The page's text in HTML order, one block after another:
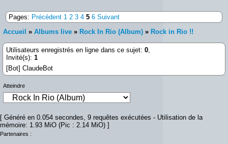
Pages: Précédent 1 2 3 4 5 6 Suivant
Accueil » Albums live » Rock In Rio (Album) » Rock in Rio !!
Utilisateurs enregistrés en ligne dans ce sujet: 0,
Invité(s): 1
[Bot] ClaudeBot
Atteindre
[ Généré en 0.054 secondes, 9 requêtes exécutées - Utilisation de la
mémoire: 1.93 MiO (Pic : 2.14 MiO) ]
Partenaires :